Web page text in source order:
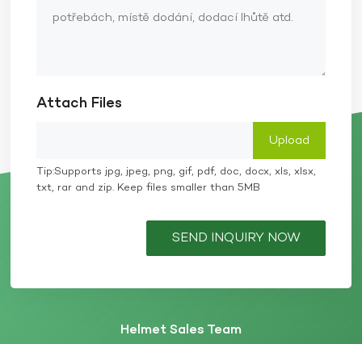
Attach Files
Tip:Supports jpg, jpeg, png, gif, pdf, doc, docx, xls, xlsx,
txt, rar and zip. Keep files smaller than 5MB
SEND INQUIRY NOW
Helmet Sales Team